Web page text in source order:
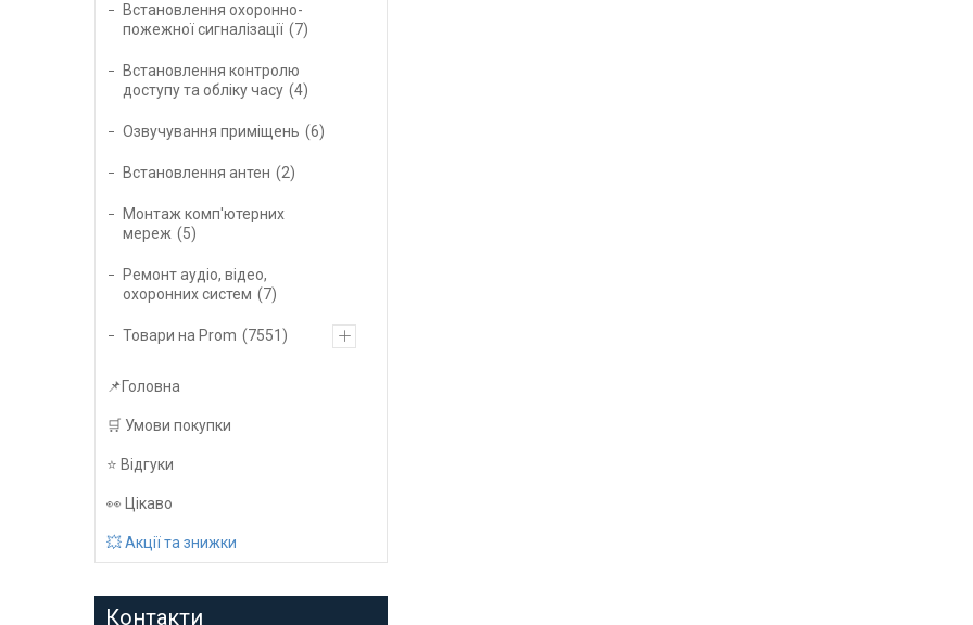
Встановлення охоронно-
пожежної сигналізації
7
Встановлення контролю
доступу та обліку часу
4
Озвучування приміщень 6
Встановлення антен 2
Монтаж комп'ютерних
мереж
5
Ремонт аудіо, відео,
охоронних систем
7
Товари на Prom 7551
📌Головна
🛒 Умови покупки
⭐️ Відгуки
👀 Цікаво
💥 Акції та знижки
Контакти